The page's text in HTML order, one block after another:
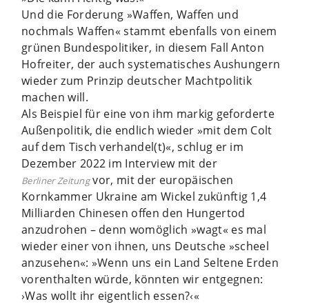
Und die Forderung »Waffen, Waffen und
nochmals Waffen« stammt ebenfalls von einem
grünen Bundespolitiker, in diesem Fall Anton
Hofreiter, der auch systematisches Aushungern
wieder zum Prinzip deutscher Machtpolitik
machen will.
Als Beispiel für eine von ihm markig geforderte
Außenpolitik, die endlich wieder »mit dem Colt
auf dem Tisch verhandel(t)«, schlug er im
Dezember 2022 im Interview mit der
Berliner Zeitungvor, mit der europäischen
Kornkammer Ukraine am Wickel zukünftig 1,4
Milliarden Chinesen offen den Hungertod
anzudrohen – denn womöglich »wagt« es mal
wieder einer von ihnen, uns Deutsche »scheel
anzusehen«: »Wenn uns ein Land Seltene Erden
vorenthalten würde, könnten wir entgegnen:
›Was wollt ihr eigentlich essen?‹«